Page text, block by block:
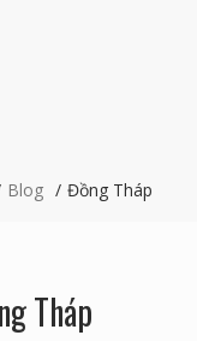
Blog Đồng Tháp
Tháp